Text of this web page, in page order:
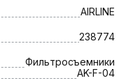
AIRLINE
238774
Фильтросъемники
AK-F-04